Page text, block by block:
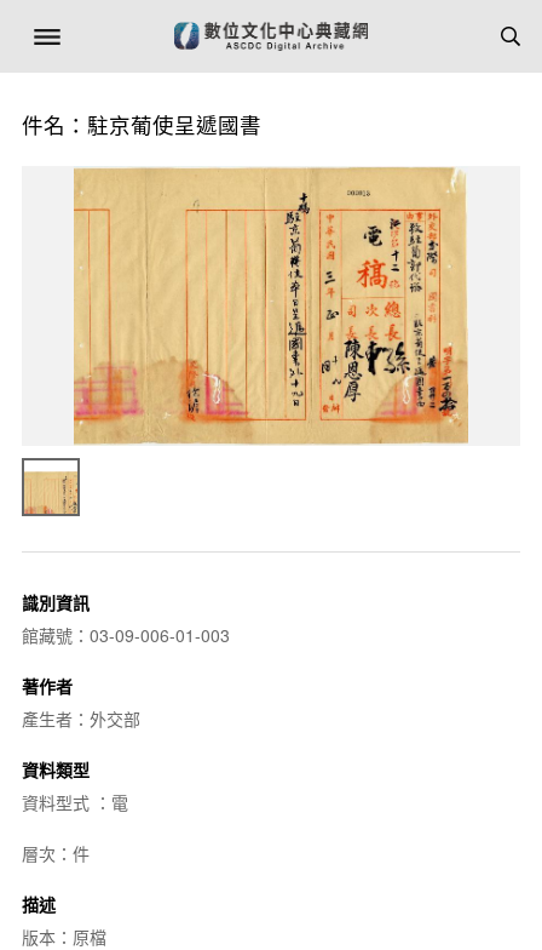
件名：駐京葡使呈遞國書
識別資訊
館藏號：03-09-006-01-003
著作者
產生者：外交部
資料類型
資料型式 ：電
層次：件
描述
版本：原檔